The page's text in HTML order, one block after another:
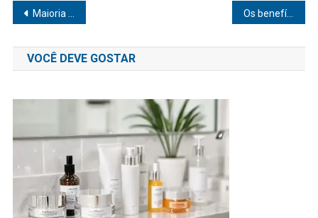
Navegação
de
Post
Maioria das pessoas têm conceitos diferentes sobre felicidade Os benefícios da atividade física para a saúde mental
VOCÊ DEVE GOSTAR